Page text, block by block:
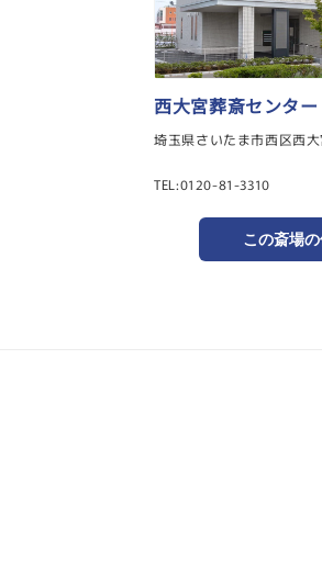
西大宮葬斎センター
埼玉県さいたま市西区西
TEL:0120-81-3310
この斎場